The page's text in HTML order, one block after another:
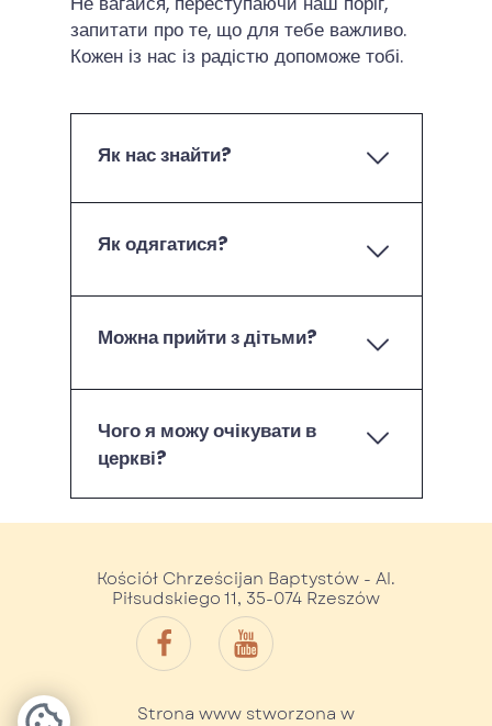
запитати про те, що для тебе важливо.
Кожен із нас із радістю допоможе тобі.
Чого я можу очікувати в
церкві?
Можна прийти з дітьми?
Як одягатися?
Як нас знайти?
Kościół Chrześcijan Baptystów - Al.
Piłsudskiego 11, 35-074 Rzeszów
Strona www stworzona w